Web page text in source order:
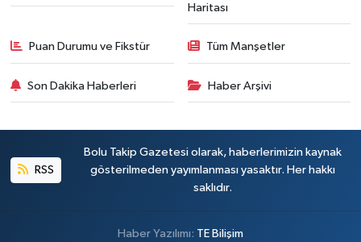
Haritası
Puan Durumu ve Fikstür Tüm Manşetler
Son Dakika Haberleri Haber Arşivi
RSS
Bolu Takip Gazetesi olarak, haberlerimizin kaynak
gösterilmeden yayımlanması yasaktır. Her hakkı
saklıdır.
Haber Yazılımı: TE Bilişim